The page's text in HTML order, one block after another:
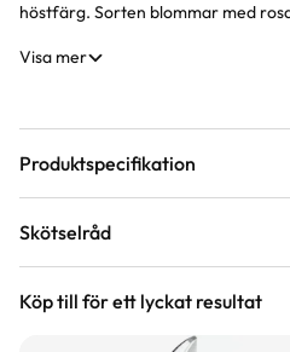
höstfärg. Sorten blommar med
Visa mer
Produktspecifikation
Krukstorlek
Hur
200 - 300 cm
Skötselråd
Läge Sol till halvskugga
Köp till för ett lyckat resultat